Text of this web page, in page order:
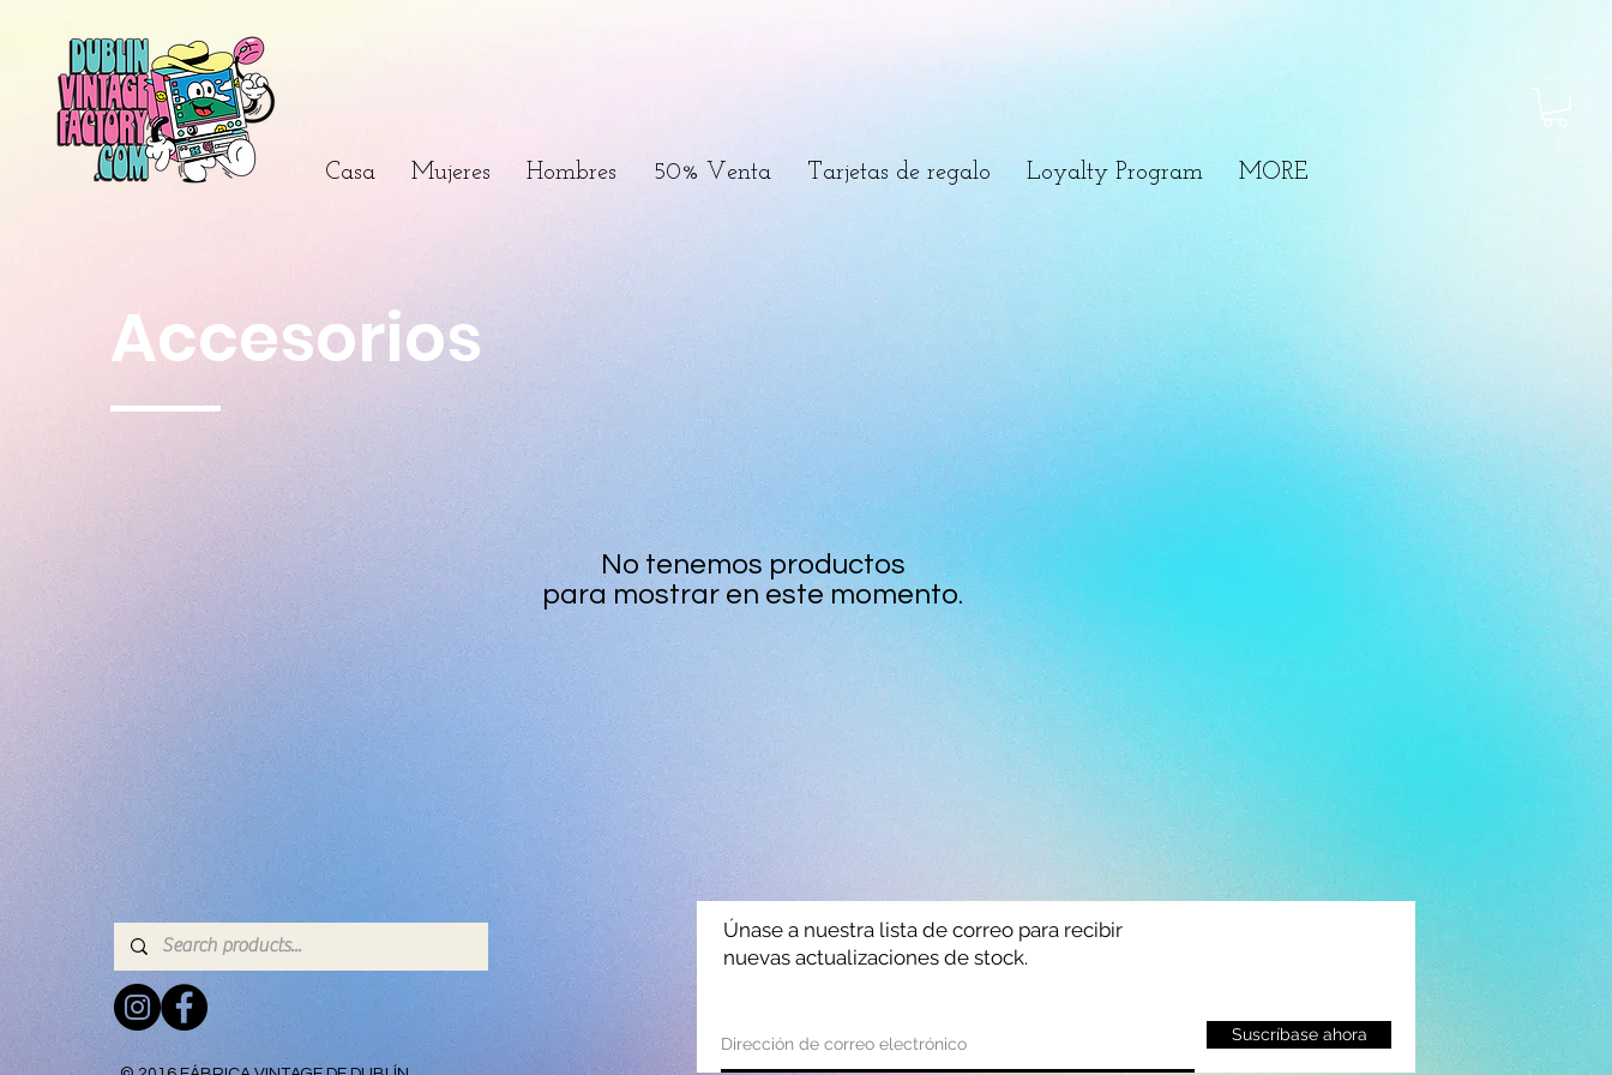
Casa Mujeres Hombres 50% Venta Tarjetas de regalo Loyalty Program MORE
Accesorios
No tenemos productos
para mostrar en este momento.
Únase a nuestra lista de correo para recibir
nuevas actualizaciones de stock.
Suscríbase ahora